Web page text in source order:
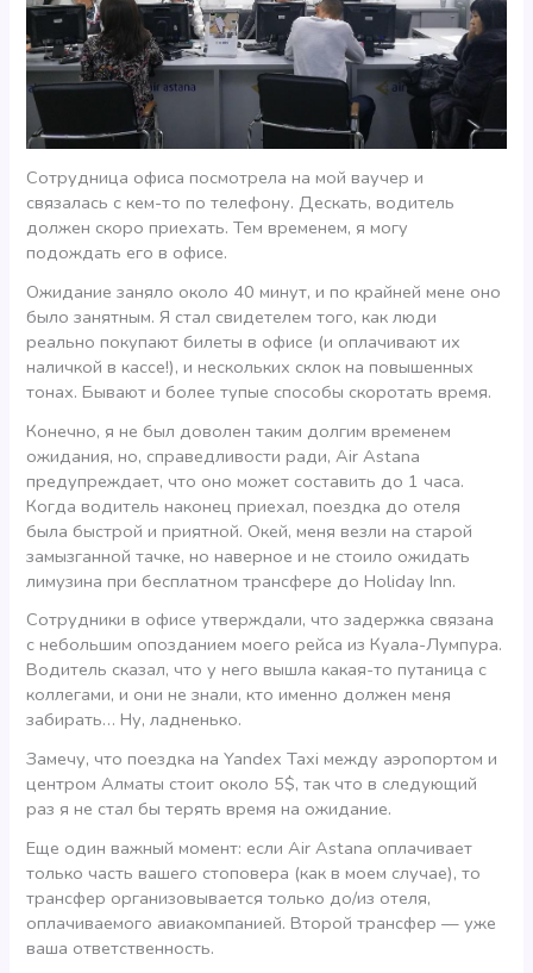
Сотрудница офиса посмотрела на мой ваучер и
связалась с кем-то по телефону. Дескать, водитель
должен скоро приехать. Тем временем, я могу
подождать его в офисе.
Ожидание заняло около 40 минут, и по крайней мене оно
было занятным. Я стал свидетелем того, как люди
реально покупают билеты в офисе (и оплачивают их
наличкой в кассе!), и нескольких склок на повышенных
тонах. Бывают и более тупые способы скоротать время.
Конечно, я не был доволен таким долгим временем
ожидания, но, справедливости ради, Air Astana
предупреждает, что оно может составить до 1 часа.
Когда водитель наконец приехал, поездка до отеля
была быстрой и приятной. Окей, меня везли на старой
замызганной тачке, но наверное и не стоило ожидать
лимузина при бесплатном трансфере до Holiday Inn.
Сотрудники в офисе утверждали, что задержка связана
с небольшим опозданием моего рейса из Куала-Лумпура.
Водитель сказал, что у него вышла какая-то путаница с
коллегами, и они не знали, кто именно должен меня
забирать… Ну, ладненько.
Замечу, что поездка на Yandex Taxi между аэропортом и
центром Алматы стоит около 5$, так что в следующий
раз я не стал бы терять время на ожидание.
Еще один важный момент: если Air Astana оплачивает
только часть вашего стоповера (как в моем случае), то
трансфер организовывается только до/из отеля,
оплачиваемого авиакомпанией. Второй трансфер — уже
ваша ответственность.